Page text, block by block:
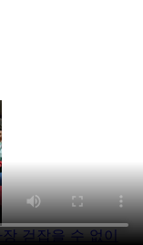
걷잡을 수 없이